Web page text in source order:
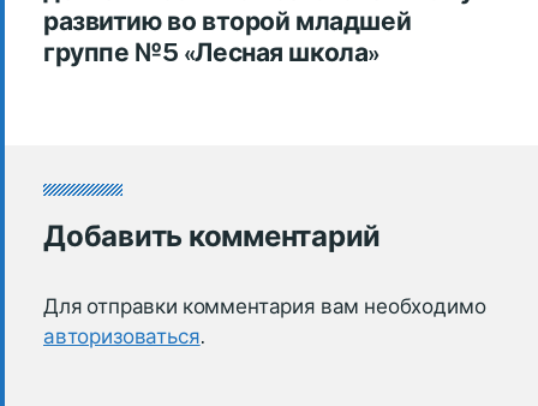
развитию во второй младшей
группе №5 «Лесная школа»
Добавить комментарий
Для отправки комментария вам необходимо
авторизоваться.